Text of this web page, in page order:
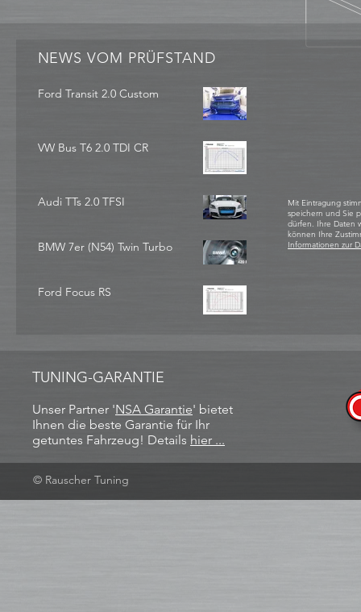
NEWS VOM PRÜFSTAND
Ford Transit 2.0 Custom
VW Bus T6 2.0 TDI CR
Audi TTs 2.0 TFSI
BMW 7er (N54) Twin Turbo
Ford Focus RS
Mit Eintragung
speichern und Sie
dürfen. Ihre Daten
können Ihre
Informationen zur
TUNING-GARANTIE
Unser Partner 'NSA Garantie​' bietet
Ihnen die beste Garantie für Ihr
getuntes Fahrzeug! Details hier ...
© Rauscher Tuning